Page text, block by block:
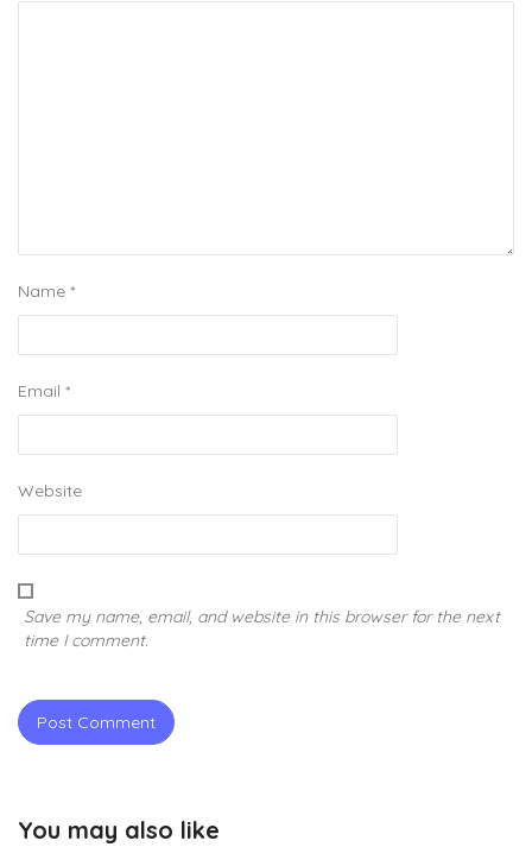
Name *
Email *
Website
Save my name, email, and website in this browser for the next
time I comment.
You may also like